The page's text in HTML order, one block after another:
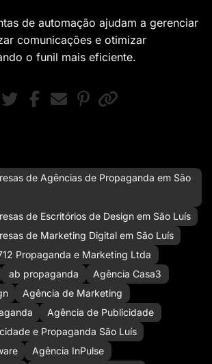
de automação ajudam a gerenciar
comunicações e otimizar
o funil mais eficiente.
de Agências de Propaganda em São
de Escritórios de Design em São Luís
de Marketing Digital em São Luís
Propaganda e Marketing Ltda
ab propaganda
Agência Casa3
Agência de Marketing
Agência de Publicidade
e Propaganda São Luís
Agência InPulse